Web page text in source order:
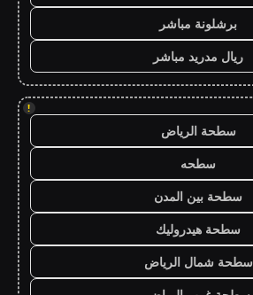
برشلونة مباشر
ريال مدريد مباشر
!
سطحة الرياض
سطحه
سطحة بين المدن
سطحة هيدروليك
سطحة شمال الرياض